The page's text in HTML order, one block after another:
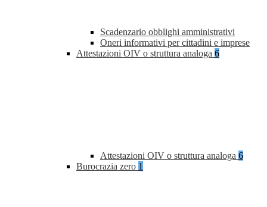
Scadenzario obblighi amministrativi
Oneri informativi per cittadini e imprese
Attestazioni OIV o struttura analoga 6
Attestazioni OIV o struttura analoga 6
Burocrazia zero 1